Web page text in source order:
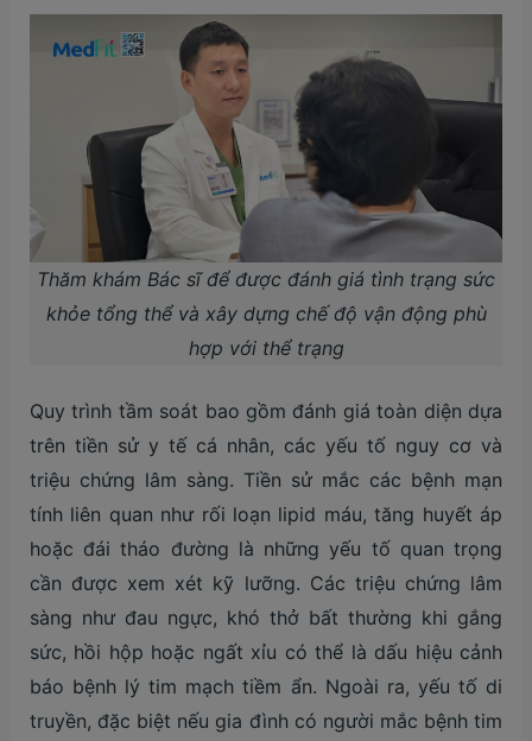
Thăm khám Bác sĩ để được đánh giá tình trạng sức
khỏe tổng thể và xây dựng chế độ vận động phù
hợp với thể trạng
Quy trình tầm soát bao gồm đánh giá toàn diện dựa
trên tiền sử y tế cá nhân, các yếu tố nguy cơ và
triệu chứng lâm sàng. Tiền sử mắc các bệnh mạn
tính liên quan như rối loạn lipid máu, tăng huyết áp
hoặc đái tháo đường là những yếu tố quan trọng
cần được xem xét kỹ lưỡng. Các triệu chứng lâm
sàng như đau ngực, khó thở bất thường khi gắng
sức, hồi hộp hoặc ngất xỉu có thể là dấu hiệu cảnh
báo bệnh lý tim mạch tiềm ẩn. Ngoài ra, yếu tố di
truyền, đặc biệt nếu gia đình có người mắc bệnh tim